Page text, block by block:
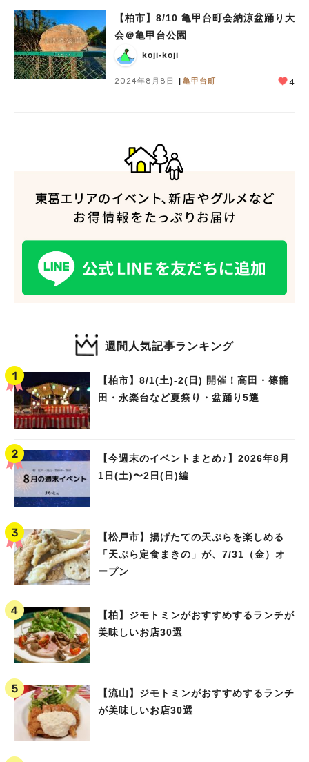
【柏市】8/10 亀甲台町会納涼盆踊り大
会＠亀甲台公園
koji-koji
2024年8月8日 亀甲台町 4
週間人気記事ランキング
【柏市】8/1(土)‐2(日) 開催！高田・篠籠
田・永楽台など夏祭り・盆踊り5選
【今週末のイベントまとめ♪】2026年8月
1日(土)〜2日(日)編
【松戸市】揚げたての天ぷらを楽しめる
「天ぷら定食まきの」が、7/31（金）オ
ープン
【柏】ジモトミンがおすすめするランチが
美味しいお店30選
【流山】ジモトミンがおすすめするランチ
が美味しいお店30選
人気のキーワード
#ラーメン#ショッピング#カフェ#スイーツ#パン
#イベント#公園#教えたい／教えて投稿記事
#教えたい/こんなの見つけた